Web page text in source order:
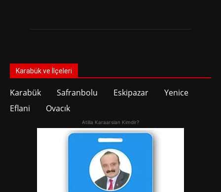
Karabük ve İlçeleri
Karabük Safranbolu Eskipazar
Yenice
Eflani
Ovacık
Atilla Karaarslan Kimdir?